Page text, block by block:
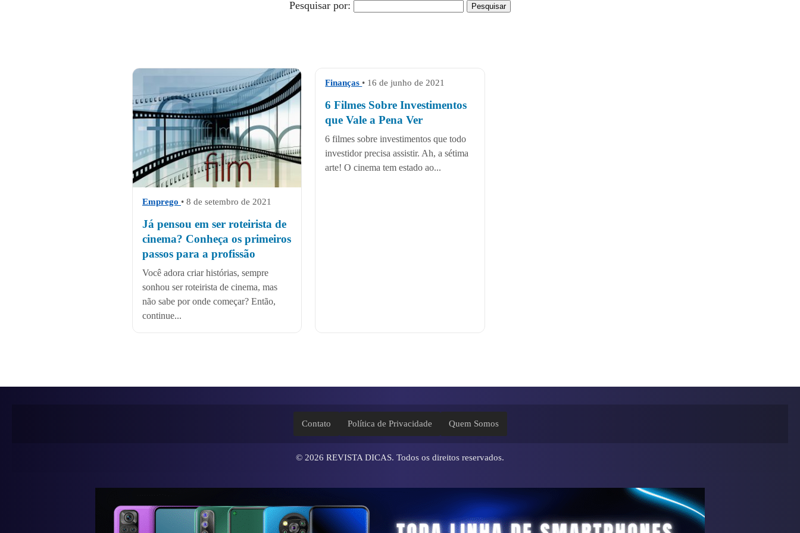
Pesquisar por:
Emprego • 8 de setembro de 2021
Já pensou em ser roteirista de
cinema? Conheça os primeiros
passos para a profissão
Você adora criar histórias, sempre
sonhou ser roteirista de cinema, mas
não sabe por onde começar? Então,
continue...
Finanças • 16 de junho de 2021
6 Filmes Sobre Investimentos
que Vale a Pena Ver
6 filmes sobre investimentos que todo
investidor precisa assistir. Ah, a sétima
arte! O cinema tem estado ao...
Contato Política de Privacidade Quem Somos
© 2026 REVISTA DICAS. Todos os direitos reservados.